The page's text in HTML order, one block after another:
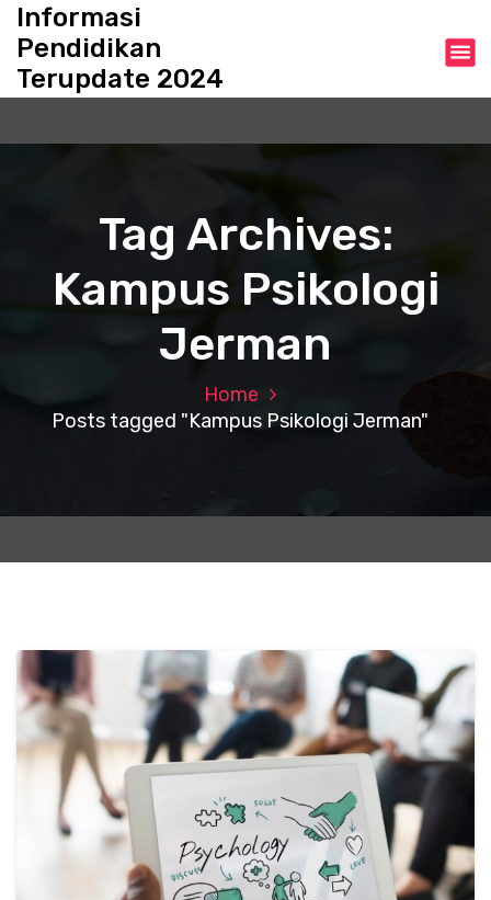
Informasi
Pendidikan
Terupdate 2024
Tag Archives:
Kampus Psikologi
Jerman
Home
Posts tagged "Kampus Psikologi Jerman"